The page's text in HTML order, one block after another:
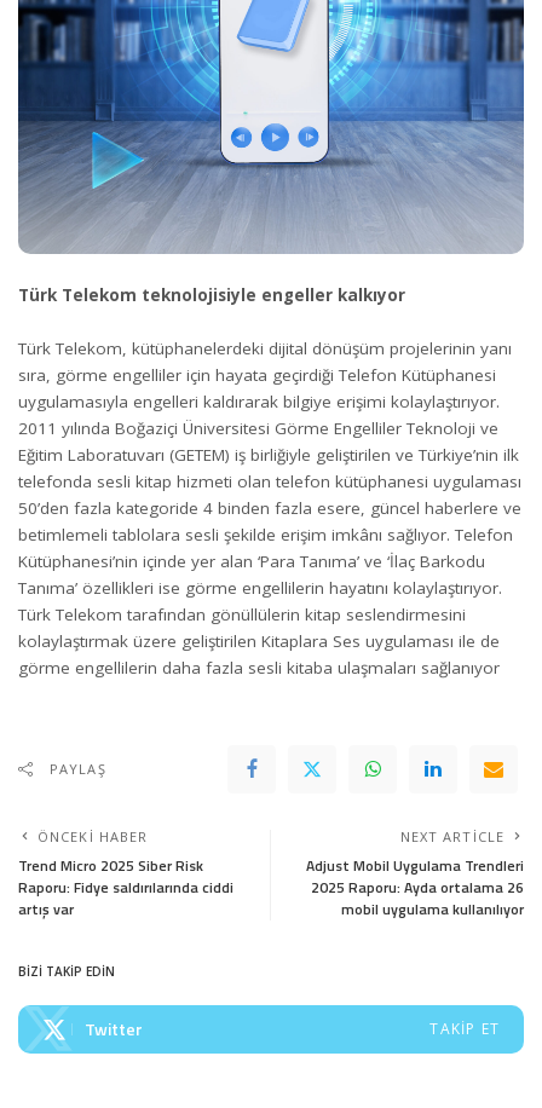
Türk Telekom teknolojisiyle engeller kalkıyor
Türk Telekom, kütüphanelerdeki dijital dönüşüm projelerinin yanı
sıra, görme engelliler için hayata geçirdiği Telefon Kütüphanesi
uygulamasıyla engelleri kaldırarak bilgiye erişimi kolaylaştırıyor.
2011 yılında Boğaziçi Üniversitesi Görme Engelliler Teknoloji ve
Eğitim Laboratuvarı (GETEM) iş birliğiyle geliştirilen ve Türkiye’nin ilk
telefonda sesli kitap hizmeti olan telefon kütüphanesi uygulaması
50’den fazla kategoride 4 binden fazla esere, güncel haberlere ve
betimlemeli tablolara sesli şekilde erişim imkânı sağlıyor. Telefon
Kütüphanesi’nin içinde yer alan ‘Para Tanıma’ ve ‘İlaç Barkodu
Tanıma’ özellikleri ise görme engellilerin hayatını kolaylaştırıyor.
Türk Telekom tarafından gönüllülerin kitap seslendirmesini
kolaylaştırmak üzere geliştirilen Kitaplara Ses uygulaması ile de
görme engellilerin daha fazla sesli kitaba ulaşmaları sağlanıyor
PAYLAŞ
ÖNCEKI HABER
Trend Micro 2025 Siber Risk
Raporu: Fidye saldırılarında ciddi
artış var
NEXT ARTICLE
Adjust Mobil Uygulama Trendleri
2025 Raporu: Ayda ortalama 26
mobil uygulama kullanılıyor
BİZİ TAKİP EDİN
Twitter TAKIP ET